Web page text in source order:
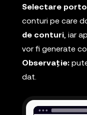
Selectare
conturi pe care
de conturi, iar
vor fi generate
Observație:
dat.